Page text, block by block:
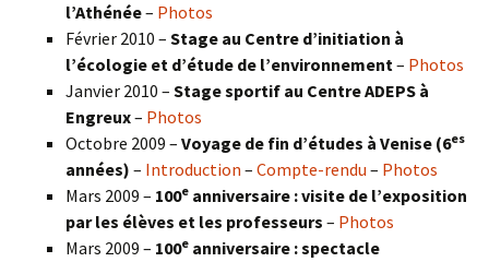
l’Athénée– Photos
Février 2010 – Stage au Centre d’initiation à
l’écologie et d’étude de l’environnement– Photos
Janvier 2010 – Stage sportif au Centre ADEPS à
Engreux– Photos
Octobre 2009 – Voyage de fin d’études à Venise (6es
années) – Introduction – Compte-rendu – Photos
Mars 2009 – 100e anniversaire : visite de l’exposition
par les élèves et les professeurs – Photos
Mars 2009 – 100e anniversaire : spectacle